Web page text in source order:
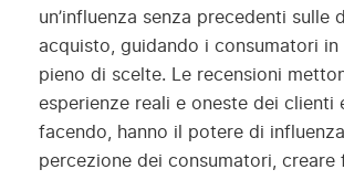
un’influenza senza precedenti sulle
acquisto, guidando i consumatori in
pieno di scelte. Le recensioni
esperienze reali e oneste dei clienti
facendo,
hanno il potere di
percezione dei consumatori, creare